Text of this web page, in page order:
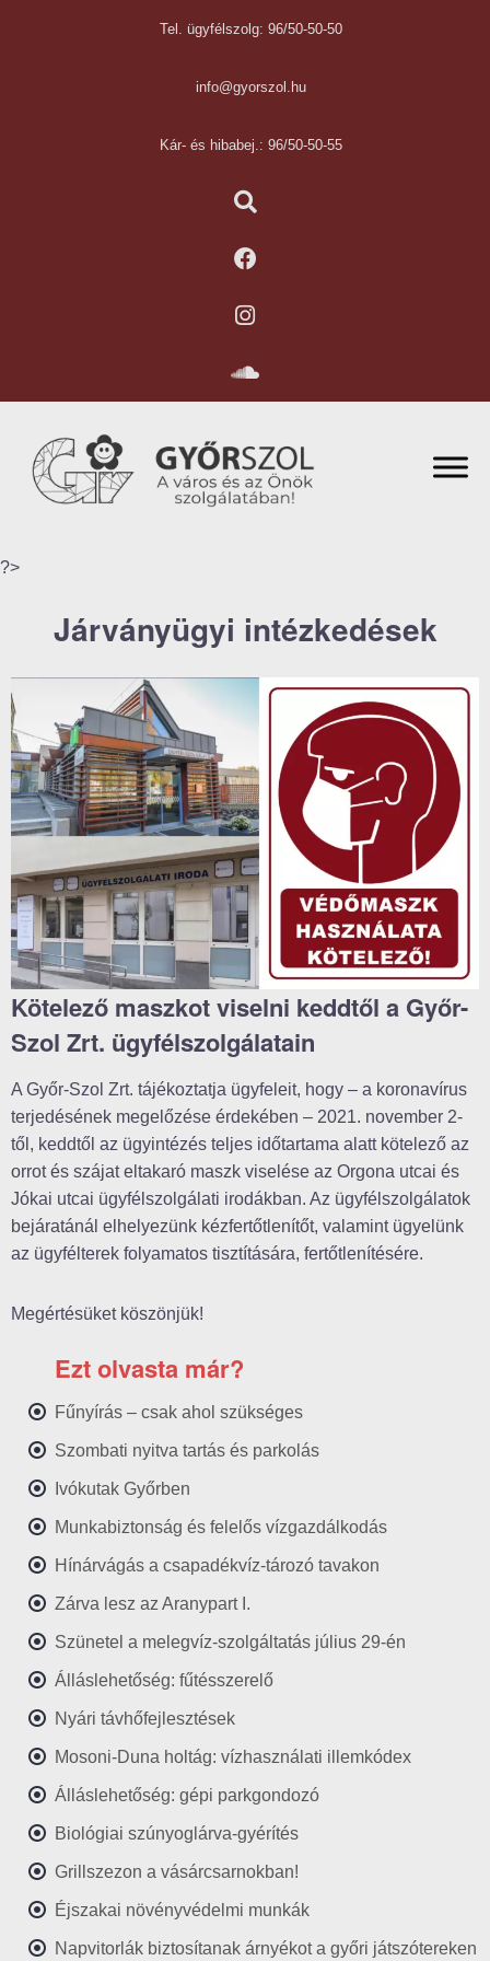
Tel. ügyfélszolg: 96/50-50-50
info@gyorszol.hu
Kár- és hibabej.: 96/50-50-55
?>
Járványügyi intézkedések
Kötelező maszkot viselni keddtől a Győr-
Szol Zrt. ügyfélszolgálatain
A Győr-Szol Zrt. tájékoztatja ügyfeleit, hogy – a koronavírus
terjedésének megelőzése érdekében – 2021. november 2-
től, keddtől az ügyintézés teljes időtartama alatt kötelező az
orrot és szájat eltakaró maszk viselése az Orgona utcai és
Jókai utcai ügyfélszolgálati irodákban. Az ügyfélszolgálatok
bejáratánál elhelyezünk kézfertőtlenítőt, valamint ügyelünk
az ügyfélterek folyamatos tisztítására, fertőtlenítésére.
Megértésüket köszönjük!
Ezt olvasta már?
Fűnyírás – csak ahol szükséges
Szombati nyitva tartás és parkolás
Ivókutak Győrben
Munkabiztonság és felelős vízgazdálkodás
Hínárvágás a csapadékvíz-tározó tavakon
Zárva lesz az Aranypart I.
Szünetel a melegvíz-szolgáltatás július 29-én
Álláslehetőség: fűtésszerelő
Nyári távhőfejlesztések
Mosoni-Duna holtág: vízhasználati illemkódex
Álláslehetőség: gépi parkgondozó
Biológiai szúnyoglárva-gyérítés
Grillszezon a vásárcsarnokban!
Éjszakai növényvédelmi munkák
Napvitorlák biztosítanak árnyékot a győri játszótereken